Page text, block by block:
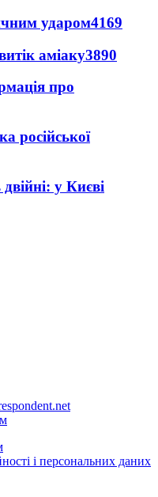
ударом4169
аміаку3890
про
російської
у Києві
і персональних даних